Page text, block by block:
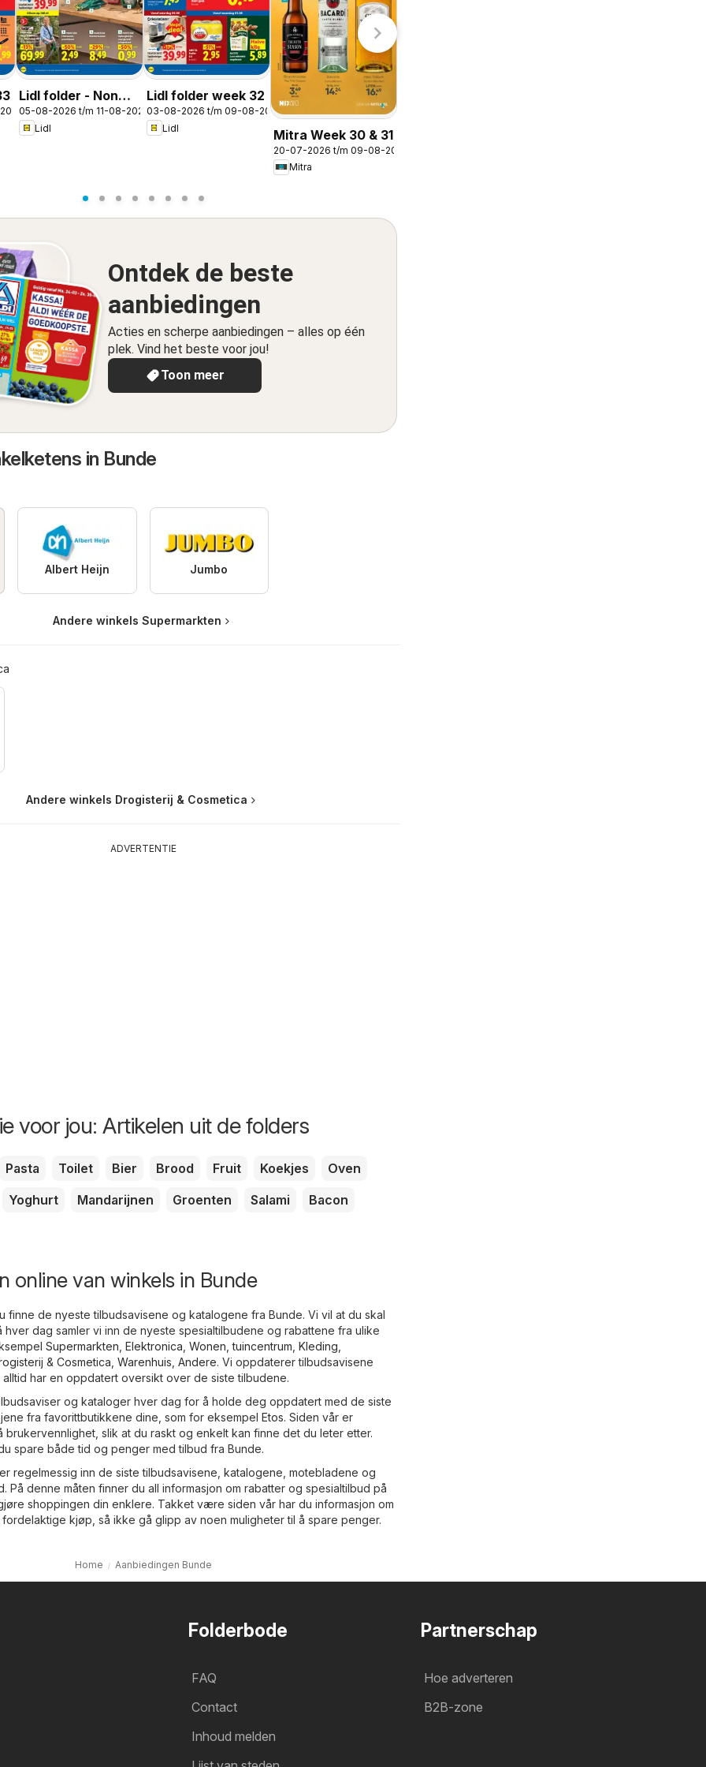
Lidl folder - Non
food
05-08-2026 t/m 11-08-2026
Lidl
Lidl folder week 32
03-08-2026 t/m 09-08-2026
Lidl
Mitra Week 30 & 31
20-07-2026 t/m 09-08-2026
Mitra
Ontdek de beste
aanbiedingen
Acties en scherpe aanbiedingen – alles op één
plek. Vind het beste voor jou!
Toon meer
in Bunde
Albert Heijn Jumbo
Andere winkels Supermarkten
Andere winkels Drogisterij & Cosmetica
ADVERTENTIE
voor jou: Artikelen uit de folders
Pasta Toilet Bier Brood Fruit Koekjes
Oven
Yoghurt
Mandarijnen Groenten Salami Bacon
online van winkels in Bunde
finne de nyeste tilbudsavisene og katalogene fra Bunde. Vi vil at du skal
hver dag samler vi inn de nyeste spesialtilbudene og rabattene fra ulike
Supermarkten Elektronica Wonen, tuincentrum Kleding,
& Cosmetica Warenhuis Andere. Vi oppdaterer tilbudsavisene
har en oppdatert oversikt over de siste tilbudene.
og kataloger hver dag for å holde deg oppdatert med de siste
fra favorittbutikkene dine, som for eksempel Etos. Siden vår er
brukervennlighet, slik at du raskt og enkelt kan finne det du leter etter.
spare både tid og penger med tilbud fra Bunde.
regelmessig inn de siste tilbudsavisene, katalogene, motebladene og
På denne måten finner du all informasjon om rabatter og spesialtilbud på
shoppingen din enklere. Takket være siden vår har du informasjon om
kjøp, så ikke gå glipp av noen muligheter til å spare penger.
Home Aanbiedingen Bunde
Folderbode
FAQ
Contact
Inhoud melden
Partnerschap
Hoe adverteren
B2B-zone